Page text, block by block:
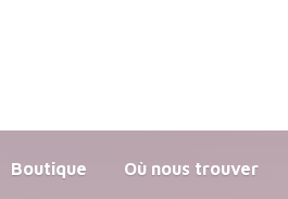
Boutique Où nous trouver